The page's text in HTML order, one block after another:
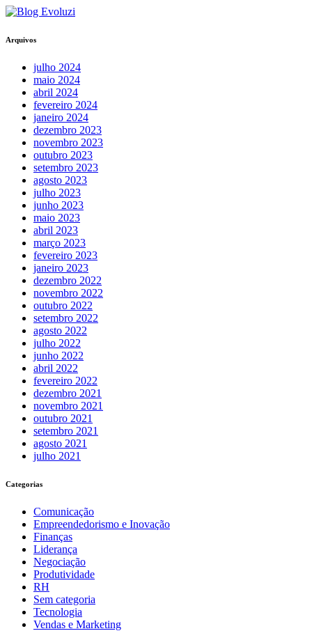
Arquivos
julho 2024
maio 2024
abril 2024
fevereiro 2024
janeiro 2024
dezembro 2023
novembro 2023
outubro 2023
setembro 2023
agosto 2023
julho 2023
junho 2023
maio 2023
abril 2023
março 2023
fevereiro 2023
janeiro 2023
dezembro 2022
novembro 2022
outubro 2022
setembro 2022
agosto 2022
julho 2022
junho 2022
abril 2022
fevereiro 2022
dezembro 2021
novembro 2021
outubro 2021
setembro 2021
agosto 2021
julho 2021
Categorias
Comunicação
Empreendedorismo e Inovação
Finanças
Liderança
Negociação
Produtividade
RH
Sem categoria
Tecnologia
Vendas e Marketing